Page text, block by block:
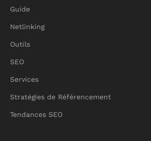
Guide
Netlinking
Outils
SEO
Services
Stratégies de Référencement
Tendances SEO